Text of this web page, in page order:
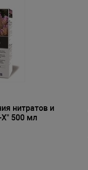
нитратов и
500 мл